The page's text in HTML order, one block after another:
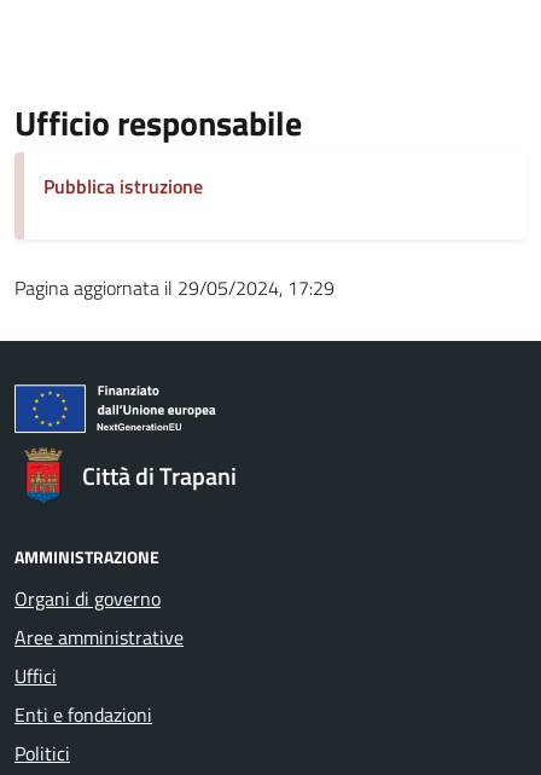
Ufficio responsabile
Pubblica istruzione
Pagina aggiornata il 29/05/2024, 17:29
Città di Trapani
AMMINISTRAZIONE
Organi di governo
Aree amministrative
Uffici
Enti e fondazioni
Politici